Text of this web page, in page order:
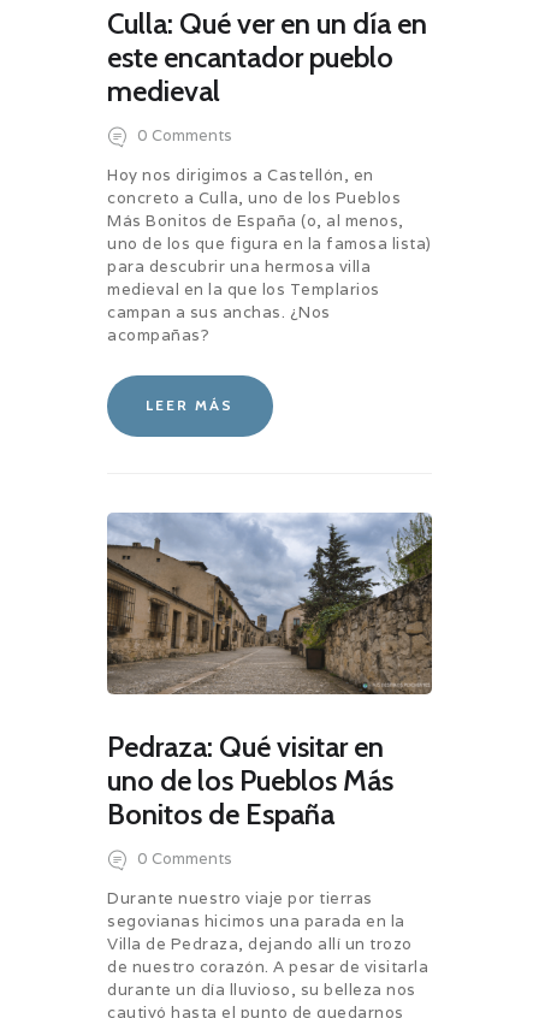
Culla: Qué ver en un día en
este encantador pueblo
medieval
0 Comments
Hoy nos dirigimos a Castellón, en
concreto a Culla, uno de los Pueblos
Más Bonitos de España (o, al menos,
uno de los que figura en la famosa lista)
para descubrir una hermosa villa
medieval en la que los Templarios
campan a sus anchas. ¿Nos
acompañas?
LEER MÁS
Pedraza: Qué visitar en
uno de los Pueblos Más
Bonitos de España
0 Comments
Durante nuestro viaje por tierras
segovianas hicimos una parada en la
Villa de Pedraza, dejando allí un trozo
de nuestro corazón. A pesar de visitarla
durante un día lluvioso, su belleza nos
cautivó hasta el punto de quedarnos